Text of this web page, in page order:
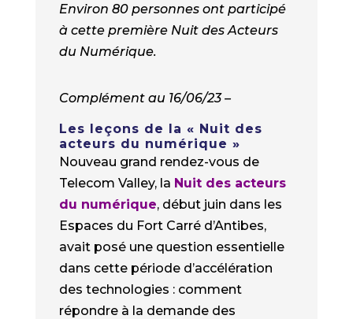
Environ 80 personnes ont participé
à cette première Nuit des Acteurs
du Numérique.
Complément au 16/06/23 –
Les leçons de la « Nuit des
acteurs du numérique »
Nouveau grand rendez-vous de
Telecom Valley, la Nuit des acteurs
du numérique, début juin dans les
Espaces du Fort Carré d’Antibes,
avait posé une question essentielle
dans cette période d’accélération
des technologies : comment
répondre à la demande des